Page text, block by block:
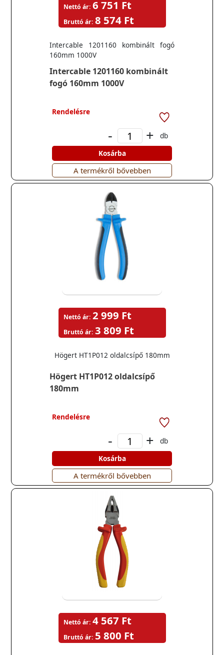
Intercable 1201160 kombinált
fogó 160mm 1000V
Intercable 1201160 kombinált fogó
160mm 1000V
Nettó ár: 6 751 Ft
Bruttó ár: 8 574 Ft
Rendelésre
- +
db
Kosárba
A termékről bővebben
Högert HT1P012 oldalcsípő
180mm
Högert HT1P012 oldalcsípő 180mm
Nettó ár: 2 999 Ft
Bruttó ár: 3 809 Ft
Rendelésre
- +
db
Kosárba
A termékről bővebben
Nettó ár: 4 567 Ft
Bruttó ár: 5 800 Ft